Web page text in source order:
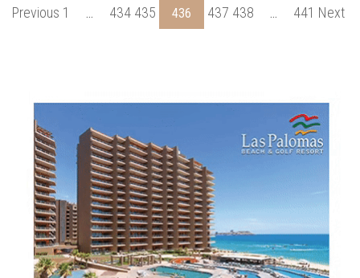
Previous 1 … 434 435 436 437 438 … 441 Next